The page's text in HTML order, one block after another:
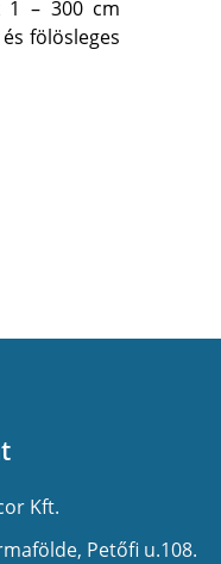
1 – 300 cm
fölösleges
Kft.
Petőfi u.108.